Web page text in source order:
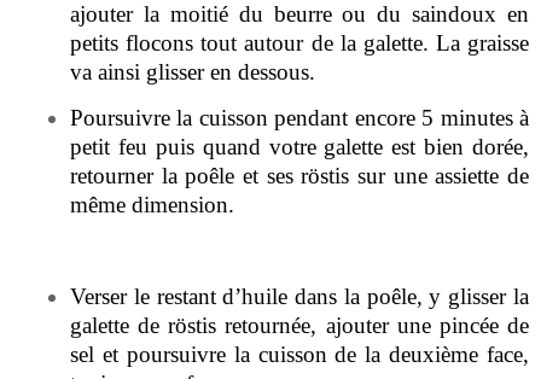
ajouter la moitié du beurre ou du saindoux en
petits flocons tout autour de la galette. La graisse
va ainsi glisser en dessous.
Poursuivre la cuisson pendant encore 5 minutes à
petit feu puis quand votre galette est bien dorée,
retourner la poêle et ses röstis sur une assiette de
même dimension.
Verser le restant d’huile dans la poêle, y glisser la
galette de röstis retournée, ajouter une pincée de
sel et poursuivre la cuisson de la deuxième face,